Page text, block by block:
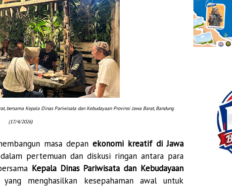
bersama Kepala Dinas Pariwisata dan Kebudayaan Provinsi Jawa Barat, Bandung
(17/4/2026)
masa depan ekonomi kreatif di Jawa
pertemuan dan diskusi ringan antara para
Kepala Dinas Pariwisata dan Kebudayaan
menghasilkan kesepahaman awal untuk